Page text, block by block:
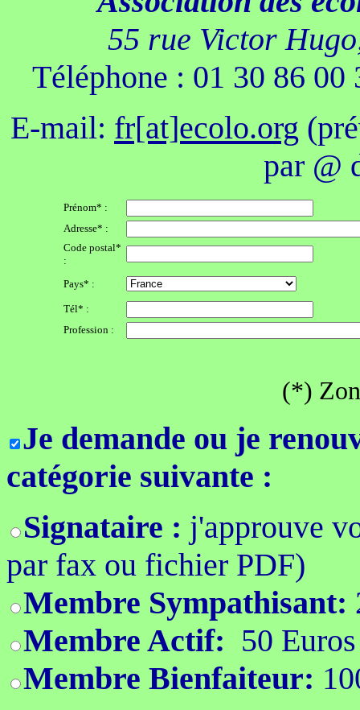
55 rue Victor
Téléphone : 01 30 86
E-mail: fr[at]ecolo.org
par @
Prénom* :
Adresse* :
Code postal*
:
Pays* :
Tél* :
Profession :
(*)
Je demande ou je
catégorie suivante :
Signataire : j'approuve
par fax ou fichier PDF)
Membre Sympathisant:
Membre Actif: 50
Membre Bienfaiteur: